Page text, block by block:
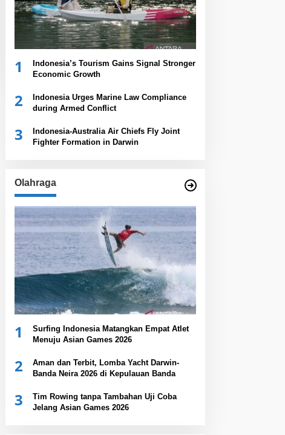
1
Indonesia’s Tourism Gains Signal Stronger
Economic Growth
2
Indonesia Urges Marine Law Compliance
during Armed Conflict
3
Indonesia-Australia Air Chiefs Fly Joint
Fighter Formation in Darwin
Olahraga
1
Surfing Indonesia Matangkan Empat Atlet
Menuju Asian Games 2026
2
Aman dan Terbit, Lomba Yacht Darwin-
Banda Neira 2026 di Kepulauan Banda
3
Tim Rowing tanpa Tambahan Uji Coba
Jelang Asian Games 2026